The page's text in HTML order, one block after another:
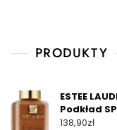
PRODUKTY
ESTEE
Podkład
138,90zł